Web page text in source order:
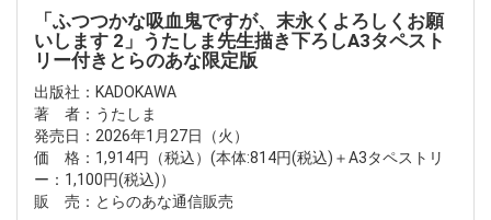
「ふつつかな吸血鬼ですが、末永くよろしくお願
いします 2」うたしま先生描き下ろしA3タペスト
リー付きとらのあな限定版
出版社：KADOKAWA
著 者：うたしま
発売日：2026年1月27日（火）
価 格：1,914円（税込）(本体:814円(税込)＋A3タペストリ
ー：1,100円(税込)）
販 売：とらのあな通信販売